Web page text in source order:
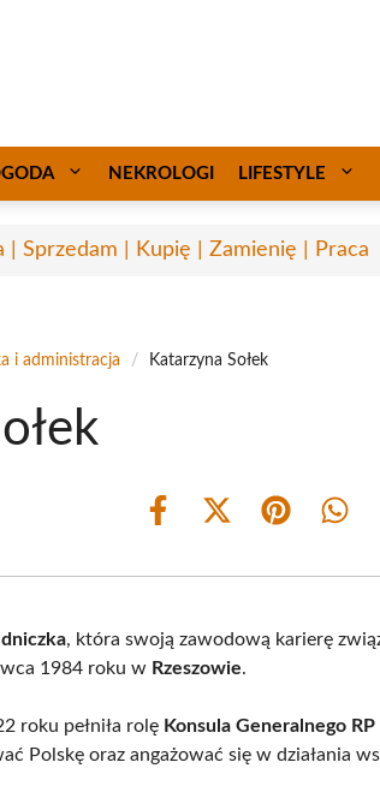
NEKROLOGI LIFESTYLE
| Sprzedam | Kupię | Zamienię | Praca
i administracja / Katarzyna Sołek
Share
Share
(Twitter)
Share Share
, która swoją zawodową karierę
1984 roku w Rzeszowie.
roku pełniła rolę Konsula Generalnego
Polskę oraz angażować się w działania